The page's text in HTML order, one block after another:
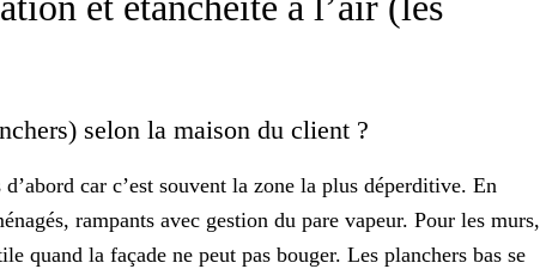
selon la maison du client ?
car c’est souvent la zone la plus déperditive. En
rampants avec gestion du pare vapeur. Pour les murs,
quand la façade ne peut pas bouger. Les planchers bas se